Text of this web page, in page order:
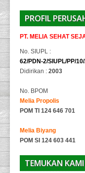
PROFIL
PT. MELIA SEHAT
No. SIUPL :
62/PDN-2/SIUPL/PP/
Didirikan : 2003
No. BPOM
Melia Propolis
POM TI 124 646 701
Melia Biyang
POM SI 124 603 441
TEMUKAN